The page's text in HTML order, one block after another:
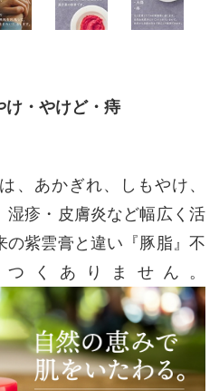
け・やけど・痔
、あかぎれ、しもやけ、
湿疹・皮膚炎など幅広く活
の紫雲膏と違い『豚脂』不
くありません。